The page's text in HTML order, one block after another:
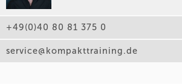
+49(0)40 80 81 375 0
service@kompakttraining.de